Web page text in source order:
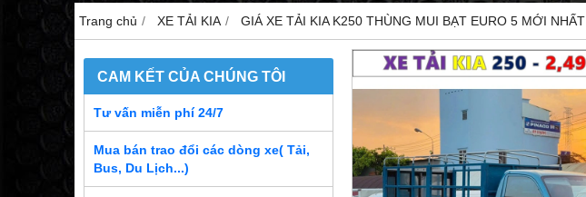
Trang chủ XE TẢI KIA GIÁ XE TẢI KIA K250 THÙNG MUI BẠT EURO 5 MỚI NHẤT
CAM KẾT CỦA CHÚNG TÔI
Tư vấn miễn phí 24/7
Mua bán trao đổi các dòng xe( Tải,
Bus, Du Lịch...)